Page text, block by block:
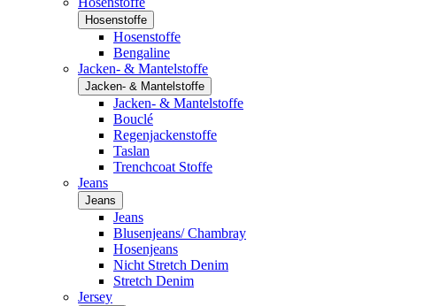
Hosenstoffe
Hosenstoffe
Bengaline
Jacken- & Mantelstoffe
Jacken- & Mantelstoffe
Jacken- & Mantelstoffe
Bouclé
Regenjackenstoffe
Taslan
Trenchcoat Stoffe
Jeans
Jeans
Jeans
Blusenjeans/ Chambray
Hosenjeans
Nicht Stretch Denim
Stretch Denim
Jersey